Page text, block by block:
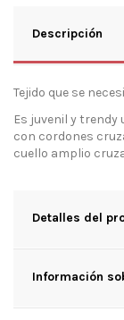
Descripción
Tejido que se
Es juvenil y trendy
con cordones
cuello amplio
Detalles del
Información